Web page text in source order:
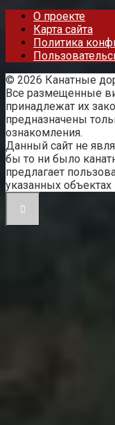
О проекте
Карта сайта
Политика
© 2026 Канатные
Все размещенные
принадлежат их
предназначены
ознакомления.
Данный сайт не
бы то ни было
предлагает
указанных